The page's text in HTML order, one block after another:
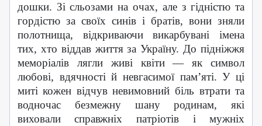
дошки. Зі сльозами на очах, але з гідністю та
гордістю за своїх синів і братів, вони зняли
полотнища, відкриваючи викарбувані імена
тих, хто віддав життя за Україну. До підніжжя
меморіалів лягли живі квіти — як символ
любові, вдячності й невгасимої пам’яті. У ці
миті кожен відчув невимовний біль втрати та
водночас безмежну шану родинам, які
виховали справжніх патріотів і мужніх